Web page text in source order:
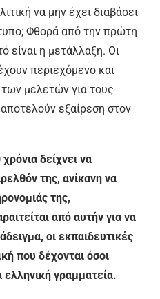
να μην έχει διαβάσει
Φθορά από την πρώτη
είναι η μετάλλαξη. Οι
περιεχόμενο και
μελετών για τους
εξαίρεση στον
δείχνει να
της, ανίκανη να
της,
από αυτήν για να
οι εκπαιδευτικές
που δέχονται όσοι
ελληνική γραμματεία.